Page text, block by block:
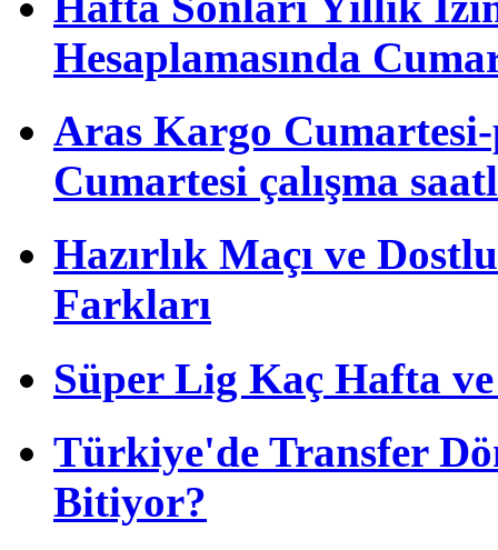
Hesaplamasında
Aras Kargo Cumartesi-
Cumartesi çalışma
Hazırlık Maçı ve
Farkları
Süper Lig Kaç Hafta
Türkiye'de Transfer
Bitiyor?